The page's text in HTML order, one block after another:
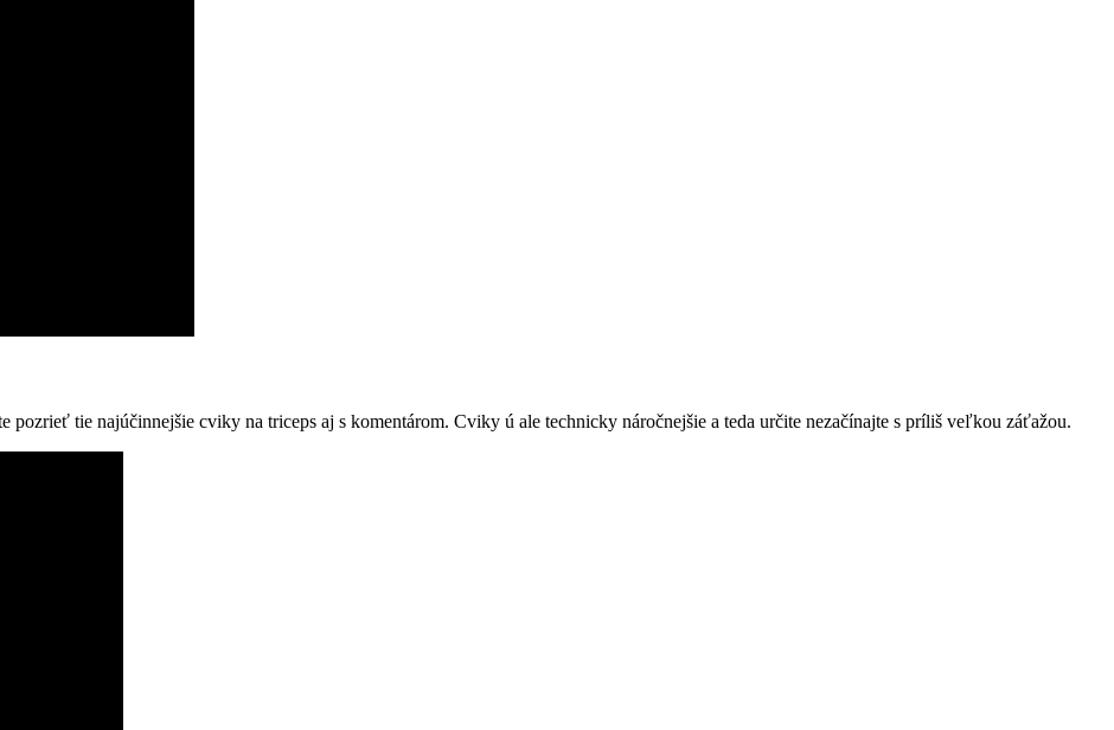
tie najúčinnejšie cviky na triceps aj s komentárom. Cviky ú ale technicky náročnejšie a teda určite nezačínajte s príliš veľkou záťažou.